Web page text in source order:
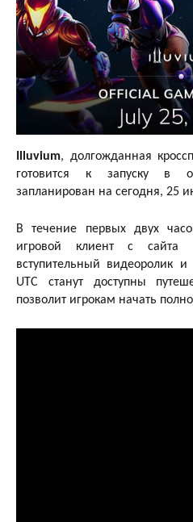
Illuvium, долгожданная
готовится к запуску в
запланирован на сегодня, 25
В течение первых двух
игровой клиент с сайта
вступительный видеоролик
UTC станут доступны
позволит игрокам начать